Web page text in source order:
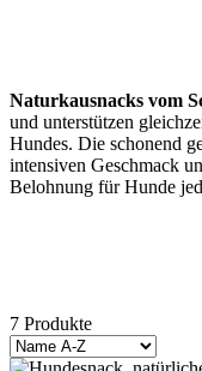
Naturkausnacks vom
und unterstützen
Hundes. Die schonend
intensiven Geschmack
Belohnung für Hunde
7 Produkte